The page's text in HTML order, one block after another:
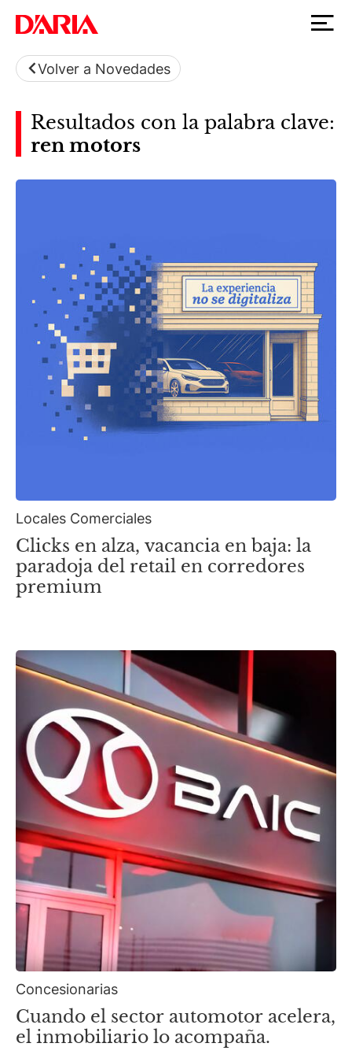
Volver a Novedades
Resultados con la palabra clave:
ren motors
Locales Comerciales
Clicks en alza, vacancia en baja: la
paradoja del retail en corredores
premium
Concesionarias
Cuando el sector automotor acelera,
el inmobiliario lo acompaña.